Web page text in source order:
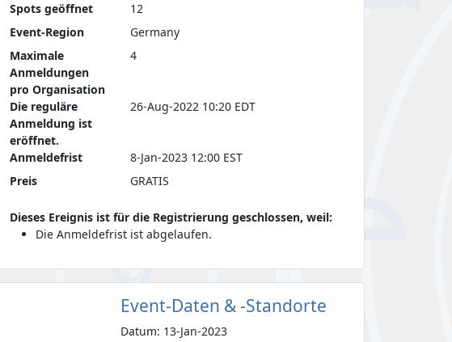
Spots geöffnet
12
Event-Region
Germany
Maximale
Anmeldungen
pro Organisation
4
Die reguläre
Anmeldung ist
eröffnet.
26-Aug-2022 10:20 EDT
Anmeldefrist
8-Jan-2023 12:00 EST
Preis
GRATIS
Dieses Ereignis ist für die Registrierung geschlossen, weil:
Die Anmeldefrist ist abgelaufen.
Event-Daten & -Standorte
Datum: 13-Jan-2023